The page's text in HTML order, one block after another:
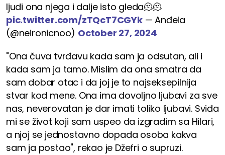
ljudi ona njega i dalje isto gleda🫠🫠
pic.twitter.com/zTQcT7CGYk— Anđela
(@neironicnoo) October 27, 2024
"Ona čuva tvrđavu kada sam ja odsutan, ali i
kada sam ja tamo. Mislim da ona smatra da
sam dobar otac i da joj je to najseksepilnija
stvar kod mene. Ona ima dovoljno ljubavi za sve
nas, neverovatan je dar imati toliko ljubavi. Sviđa
mi se život koji sam uspeo da izgradim sa Hilari,
a njoj se jednostavno dopada osoba kakva
sam ja postao", rekao je Džefri o supruzi.